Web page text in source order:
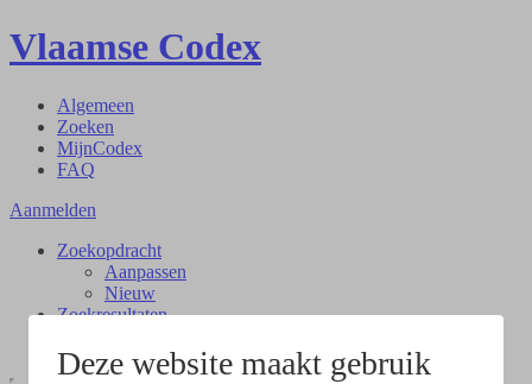
Deze website maakt gebruik
Vlaamse Codex
Algemeen
Zoeken
MijnCodex
FAQ
Aanmelden
Zoekopdracht
Aanpassen
Nieuw
Zoekresultaten